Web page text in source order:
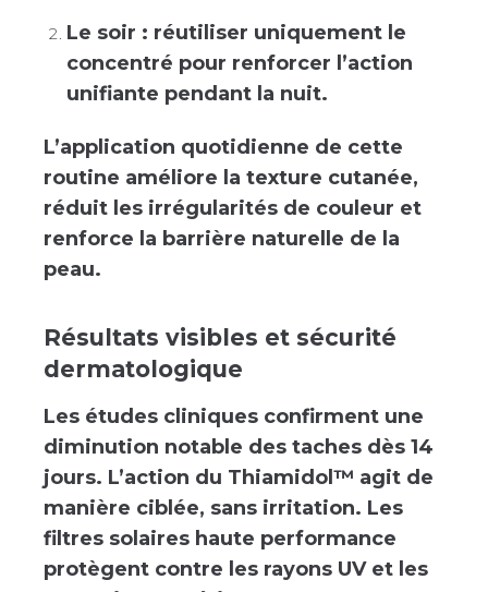
Le soir : réutiliser uniquement le
concentré pour renforcer l’action
unifiante pendant la nuit.
L’application quotidienne de cette
routine améliore la texture cutanée,
réduit les irrégularités de couleur et
renforce la barrière naturelle de la
peau.
Résultats visibles et sécurité
dermatologique
Les études cliniques confirment une
diminution notable des taches dès 14
jours. L’action du Thiamidol™ agit de
manière ciblée, sans irritation. Les
filtres solaires haute performance
protègent contre les rayons UV et les